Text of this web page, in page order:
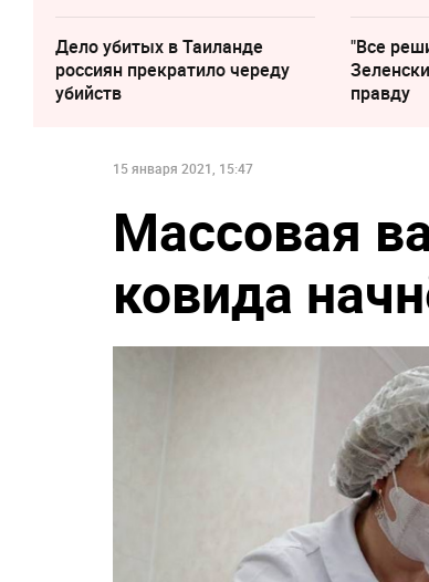
Дело убитых в Таиланде
россиян прекратило череду
убийств
"Все
правду
15 января 2021, 15:47
Массовая
ковида